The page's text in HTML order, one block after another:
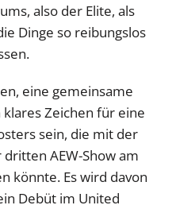
also der Elite, als
Dinge so reibungslos
eine gemeinsame
Zeichen für eine
sein, die mit der
AEW-Show am
könnte. Es wird davon
Debüt im United